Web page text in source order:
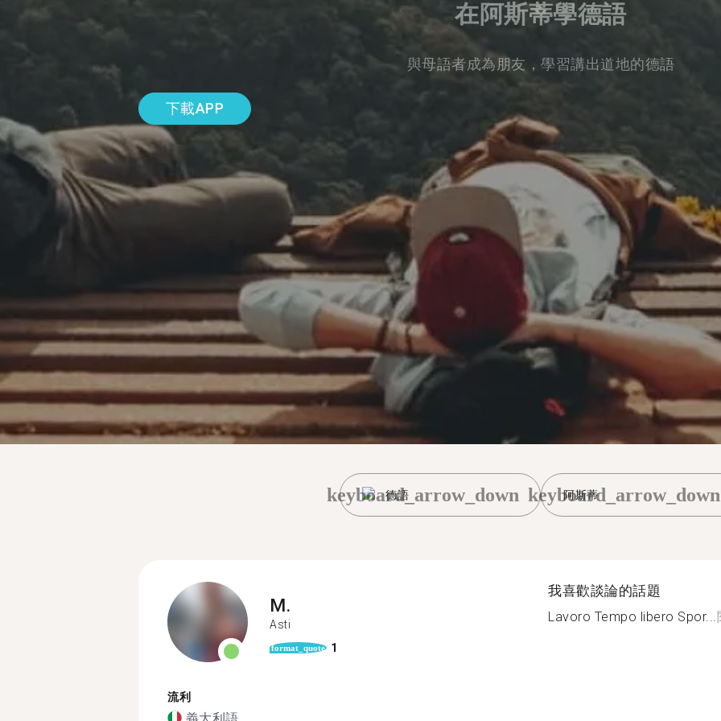
在阿斯蒂學德語
與母語者成為朋友，學習講出道地的德語
下載APP
德語
keyboard_arrow_down 阿斯蒂
keyboard_arrow_down
M.
Asti
format_quote 1
流利
義大利語
我喜歡談論的話題
Lavoro Tempo libero Spor...